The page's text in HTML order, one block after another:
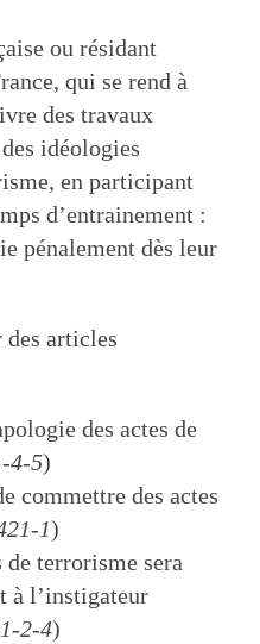
ou résidant
qui se rend à
des travaux
idéologies
en participant
d’entrainement :
pénalement dès leur
des articles
des actes de
4-5)
commettre des actes
1)
de terrorisme sera
à l’instigateur
2-4)